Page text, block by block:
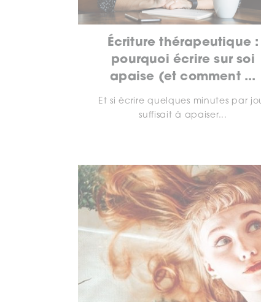
Écriture thérapeutique :
pourquoi écrire sur soi
apaise (et comment ...
Et si écrire quelques minutes par
suffisait à apaiser...